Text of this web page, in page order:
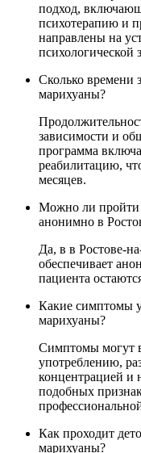
подход,
психотерапию и
направлены на
психологической
Сколько времени
марихуаны?
зависимости и
программа
реабилитацию,
месяцев.
Можно ли пройти
анонимно в
Да, в в Ростове-
обеспечивает
пациента
Какие симптомы
марихуаны?
Симптомы могут
употреблению,
концентрацией и
подобных
Как проходит
марихуаны?